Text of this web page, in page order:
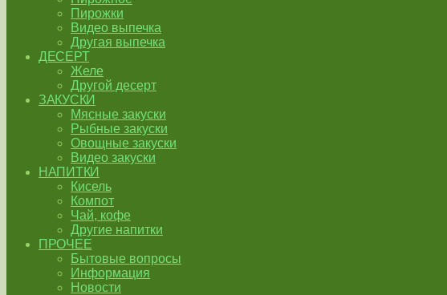
Пирожки
Видео выпечка
Другая выпечка
ДЕСЕРТ
Желе
Другой десерт
ЗАКУСКИ
Мясные закуски
Рыбные закуски
Овощные закуски
Видео закуски
НАПИТКИ
Кисель
Компот
Чай, кофе
Другие напитки
ПРОЧЕЕ
Бытовые вопросы
Информация
Новости